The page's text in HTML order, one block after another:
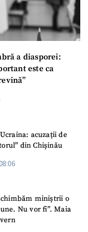
a diasporei:
este ca
acuzații de
din Chișinău
miniștrii o
Nu vor fi”. Maia